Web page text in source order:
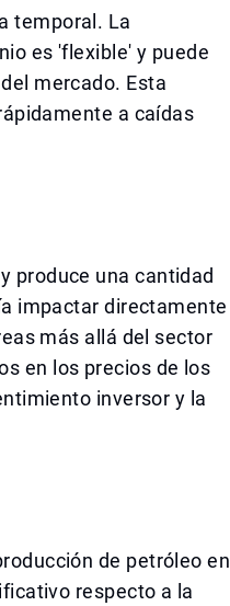
temporal. La
es 'flexible' y puede
mercado. Esta
a caídas
produce una cantidad
impactar directamente
más allá del sector
en los precios de los
inversor y la
de petróleo en
respecto a la